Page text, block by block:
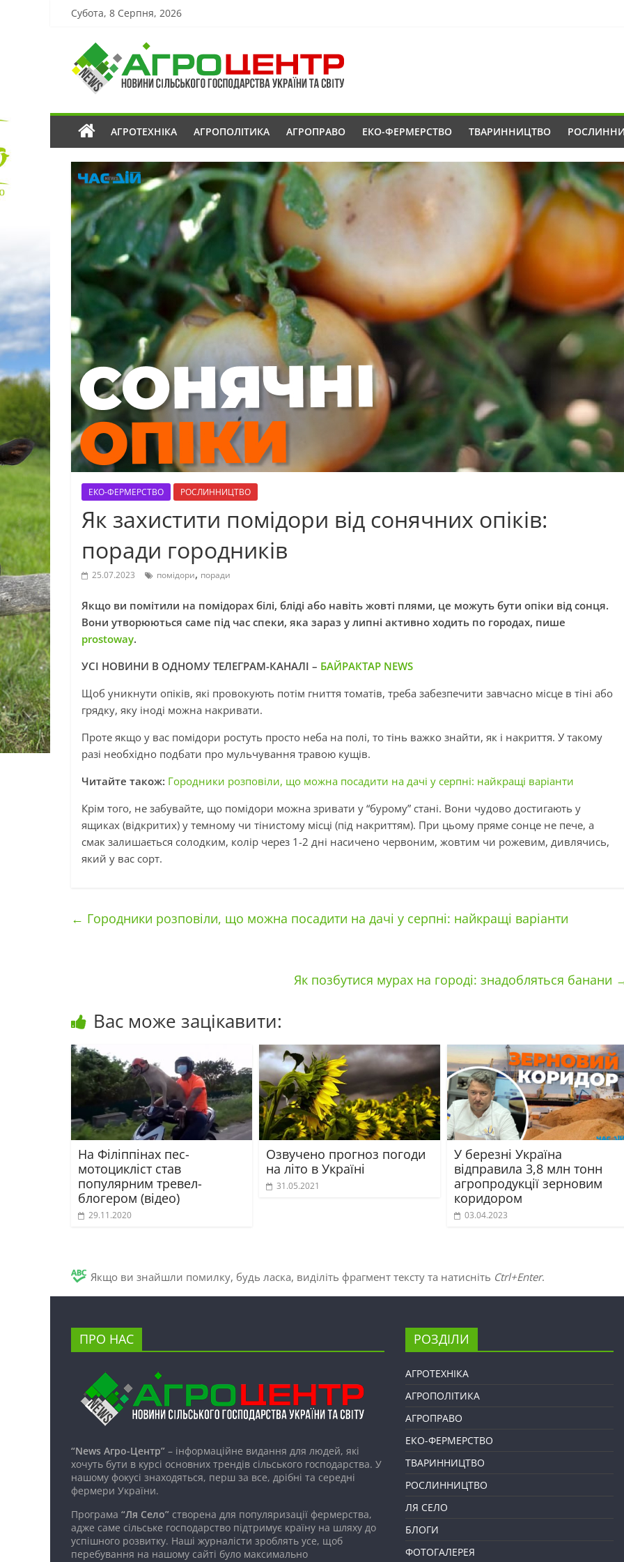
Субота, 8 Серпня, 2026
АГРОТЕХНІКА АГРОПОЛІТИКА АГРОПРАВО ЕКО-ФЕРМЕРСТВО ТВАРИННИЦТВО
ЕКО-ФЕРМЕРСТВО РОСЛИННИЦТВО
Як захистити помідори від сонячних опіків:
поради городників
25.07.2023 помідори, поради
Якщо ви помітили на помідорах білі, бліді або навіть жовті плями, це можуть бути опіки від сонця.
Вони утворюються саме під час спеки, яка зараз у липні активно ходить по городах, пише
prostoway.
УСІ НОВИНИ В ОДНОМУ ТЕЛЕГРАМ-КАНАЛІ – БАЙРАКТАР NEWS
Щоб уникнути опіків, які провокують потім гниття томатів, треба забезпечити завчасно місце в тіні або
грядку, яку іноді можна накривати.
Проте якщо у вас помідори ростуть просто неба на полі, то тінь важко знайти, як і накриття. У такому
разі необхідно подбати про мульчування травою кущів.
Читайте також: Городники розповіли, що можна посадити на дачі у серпні: найкращі варіанти
Крім того, не забувайте, що помідори можна зривати у “бурому” стані. Вони чудово достигають у
ящиках (відкритих) у темному чи тінистому місці (під накриттям). При цьому пряме сонце не пече, а
смак залишається солодким, колір через 1-2 дні насичено червоним, жовтим чи рожевим, дивлячись,
який у вас сорт.
← Городники розповіли, що можна посадити на дачі у серпні: найкращі варіанти
Як позбутися мурах на городі: знадобляться банани
Вас може зацікавити:
На Філіппінах пес-
мотоцикліст став
популярним тревел-
блогером (відео)
29.11.2020
Озвучено прогноз погоди
на літо в Україні
31.05.2021
У березні Україна
відправила 3,8 млн тонн
агропродукції зерновим
коридором
03.04.2023
Якщо ви знайшли помилку, будь ласка, виділіть фрагмент тексту та натисніть Ctrl+Enter.
ПРО НАС
“News Агро-Центр” – інформаційне видання для людей, які
хочуть бути в курсі основних трендів сільського господарства. У
нашому фокусі знаходяться, перш за все, дрібні та середні
фермери України.
Програма “Ля Село” створена для популяризації фермерства,
адже саме сільське господарство підтримує країну на шляху до
успішного розвитку. Наші журналісти зроблять усе, щоб
перебування на нашому сайті було максимально
РОЗДІЛИ
АГРОТЕХНІКА
АГРОПОЛІТИКА
АГРОПРАВО
ЕКО-ФЕРМЕРСТВО
ТВАРИННИЦТВО
РОСЛИННИЦТВО
ЛЯ СЕЛО
БЛОГИ
ФОТОГАЛЕРЕЯ